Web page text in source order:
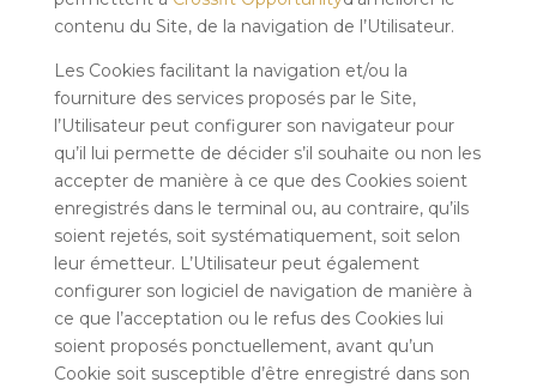
contenu du Site, de la navigation de l’Utilisateur.
Les Cookies facilitant la navigation et/ou la
fourniture des services proposés par le Site,
l’Utilisateur peut configurer son navigateur pour
qu’il lui permette de décider s’il souhaite ou non les
accepter de manière à ce que des Cookies soient
enregistrés dans le terminal ou, au contraire, qu’ils
soient rejetés, soit systématiquement, soit selon
leur émetteur. L’Utilisateur peut également
configurer son logiciel de navigation de manière à
ce que l’acceptation ou le refus des Cookies lui
soient proposés ponctuellement, avant qu’un
Cookie soit susceptible d’être enregistré dans son